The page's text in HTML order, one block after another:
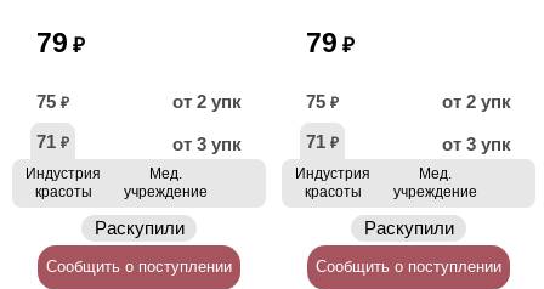
79 ₽
75 ₽
от 2 упк
71 ₽ от 3 упк
Индустрия
красоты
Мед.
учреждение
Раскупили
Сообщить о поступлении
79 ₽
75 ₽
от 2 упк
71 ₽ от 3 упк
Индустрия
красоты
Мед.
учреждение
Раскупили
Сообщить о поступлении